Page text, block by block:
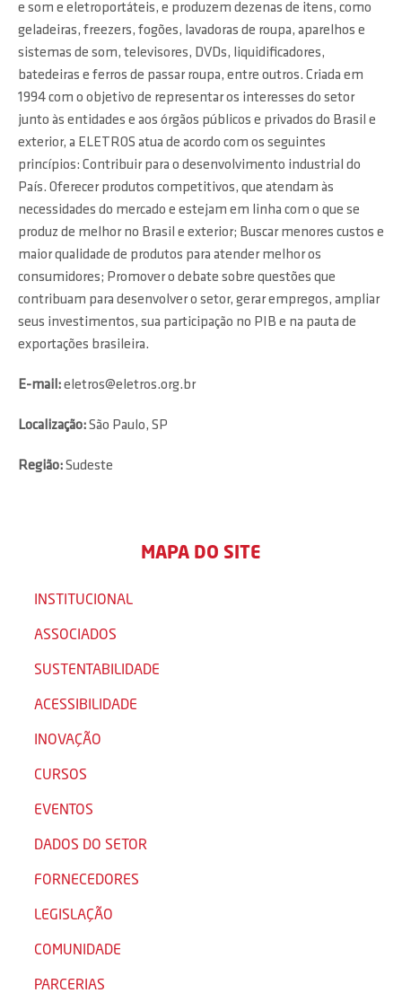
e som e eletroportáteis, e produzem dezenas de itens, como
geladeiras, freezers, fogões, lavadoras de roupa, aparelhos e
sistemas de som, televisores, DVDs, liquidificadores,
batedeiras e ferros de passar roupa, entre outros. Criada em
1994 com o objetivo de representar os interesses do setor
junto às entidades e aos órgãos públicos e privados do Brasil e
exterior, a ELETROS atua de acordo com os seguintes
princípios: Contribuir para o desenvolvimento industrial do
País. Oferecer produtos competitivos, que atendam às
necessidades do mercado e estejam em linha com o que se
produz de melhor no Brasil e exterior; Buscar menores custos e
maior qualidade de produtos para atender melhor os
consumidores; Promover o debate sobre questões que
contribuam para desenvolver o setor, gerar empregos, ampliar
seus investimentos, sua participação no PIB e na pauta de
exportações brasileira.
E-mail:eletros@eletros.org.br
Localização:São Paulo, SP
Região:Sudeste
MAPA DO SITE
INSTITUCIONAL
ASSOCIADOS
SUSTENTABILIDADE
ACESSIBILIDADE
INOVAÇÃO
CURSOS
EVENTOS
DADOS DO SETOR
FORNECEDORES
LEGISLAÇÃO
COMUNIDADE
PARCERIAS